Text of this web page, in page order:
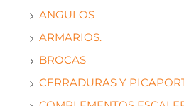
ANGULOS
ARMARIOS.
BROCAS
CERRADURAS Y